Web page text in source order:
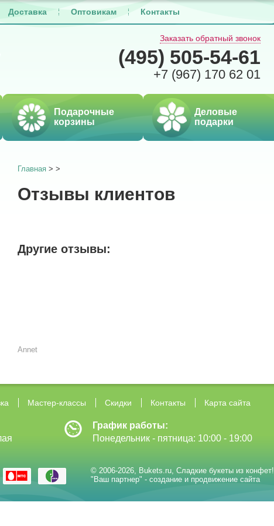
Доставка Оптовикам Контакты
Заказать обратный звонок
(495) 505-54-61
+7 (967) 170 62 01
Подарочные
корзины
Деловые
подарки
Главная > >
Отзывы клиентов
Другие отзывы:
Annet
Мастер-классы Скидки Контакты Карта сайта
График работы:
Понедельник - пятница: 10:00 - 19:00
© 2006-2026, Bukets.ru, Сладкие букеты из конфет!
"Ваш партнер" - создание и продвижение сайта